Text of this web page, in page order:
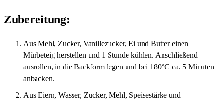
Zubereitung:
Aus Mehl, Zucker, Vanillezucker, Ei und Butter einen
Mürbeteig herstellen und 1 Stunde kühlen. Anschließend
ausrollen, in die Backform legen und bei 180°C ca. 5 Minuten
anbacken.
Aus Eiern, Wasser, Zucker, Mehl, Speisestärke und